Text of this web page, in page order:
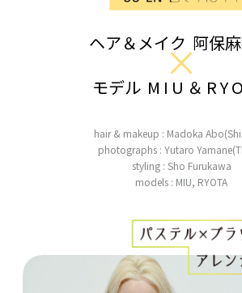
ヘア＆メイク 阿保
×
モデル M I U ＆ R Y
hair & makeup : Madoka
photographs : Yutaro
styling : Sho Furukawa
models : MIU, RYOTA